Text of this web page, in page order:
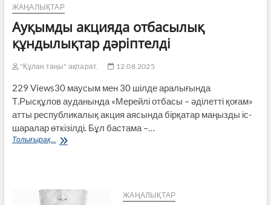
ХАБАРЛАМАСЫ
ЖАҢАЛЫҚТАР
Ауқымды акцияда отбасылық
құндылықтар дәріптелді
"Құлан таңы" ақпарат. 12.08.2025
229 Views30 маусым мен 30 шілде аралығында
Т.Рысқұлов ауданында «Мерейлі отбасы – әділетті қоғам»
атты республикалық акция аясында бірқатар маңызды іс-
шаралар өткізілді. Бұл бастама –…
Толығырақ... Ауқымды
ЖАҢАЛЫҚТАР